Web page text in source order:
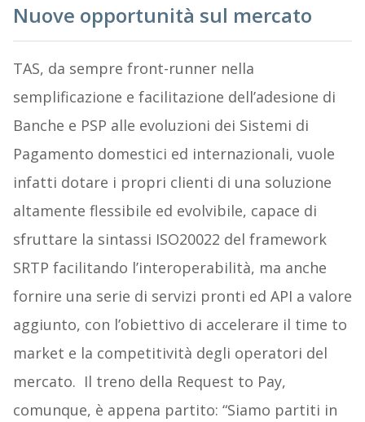
Nuove opportunità sul mercato
TAS, da sempre front-runner nella
semplificazione e facilitazione dell’adesione di
Banche e PSP alle evoluzioni dei Sistemi di
Pagamento domestici ed internazionali, vuole
infatti dotare i propri clienti di una soluzione
altamente flessibile ed evolvibile, capace di
sfruttare la sintassi ISO20022 del framework
SRTP facilitando l’interoperabilità, ma anche
fornire una serie di servizi pronti ed API a valore
aggiunto, con l’obiettivo di accelerare il time to
market e la competitività degli operatori del
mercato. Il treno della Request to Pay,
comunque, è appena partito: “Siamo partiti in